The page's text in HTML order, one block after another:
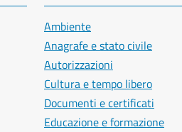
Ambiente
Anagrafe e stato civile
Autorizzazioni
Cultura e tempo libero
Documenti e certificati
Educazione e formazione